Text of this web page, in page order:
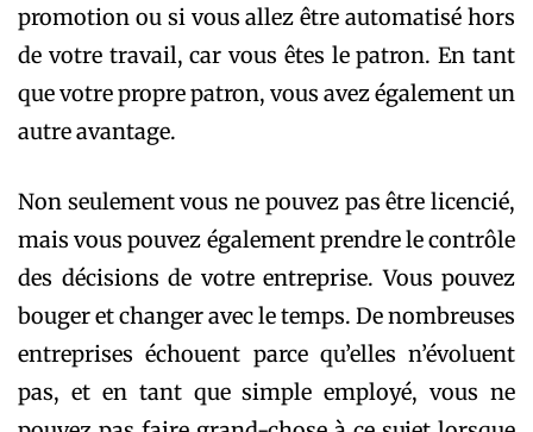
promotion ou si vous allez être automatisé hors
de votre travail, car vous êtes le patron. En tant
que votre propre patron, vous avez également un
autre avantage.
Non seulement vous ne pouvez pas être licencié,
mais vous pouvez également prendre le contrôle
des décisions de votre entreprise. Vous pouvez
bouger et changer avec le temps. De nombreuses
entreprises échouent parce qu’elles n’évoluent
pas, et en tant que simple employé, vous ne